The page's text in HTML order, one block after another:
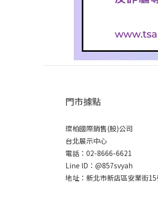
門市據點
璨柏國際銷售(股)公司
台北展示中心
電話：02-8666-6621
Line ID：@857svyah
地址：新北市新店區安業街